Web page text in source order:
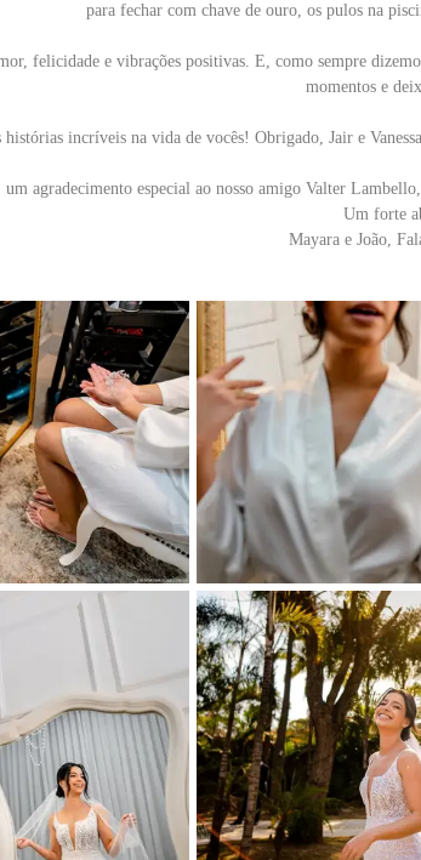
para fechar com chave de ouro, os pulos na
felicidade e vibrações positivas. E, como sempre
momentos e
incríveis na vida de vocês! Obrigado, Jair e
um agradecimento especial ao nosso amigo Valter
Um forte
Mayara e João,